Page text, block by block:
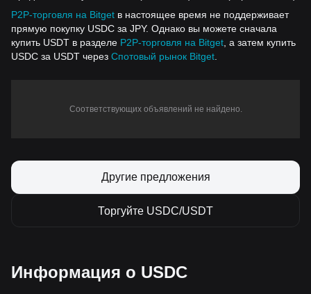
P2P-торговля на Bitget в настоящее время не поддерживает
прямую покупку USDC за JPY. Однако вы можете сначала
купить USDT в разделе P2P-торговля на Bitget , а затем купить
USDC за USDT через Спотовый рынок Bitget
Соответствующих объявлений не найдено.
Другие предложения
Торгуйте USDC/USDT
Информация о USDC